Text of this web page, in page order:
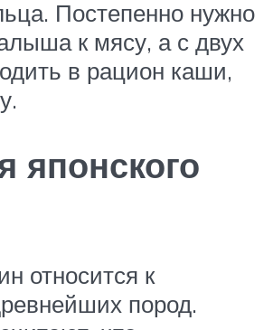
Постепенно нужно
к мясу, а с двух
в рацион каши,
японского
относится к
пород.